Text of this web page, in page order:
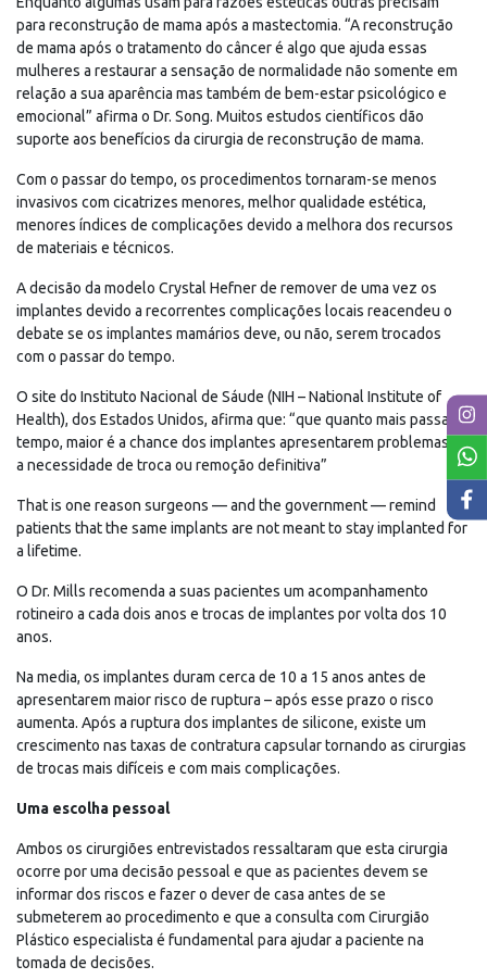
para reconstrução de mama após a mastectomia. “A reconstrução
de mama após o tratamento do câncer é algo que ajuda essas
mulheres a restaurar a sensação de normalidade não somente em
relação a sua aparência mas também de bem-estar psicológico e
emocional” afirma o Dr. Song. Muitos estudos científicos dão
suporte aos benefícios da cirurgia de reconstrução de mama.
Com o passar do tempo, os procedimentos tornaram-se menos
invasivos com cicatrizes menores, melhor qualidade estética,
menores índices de complicações devido a melhora dos recursos
de materiais e técnicos.
A decisão da modelo Crystal Hefner de remover de uma vez os
implantes devido a recorrentes complicações locais reacendeu o
debate se os implantes mamários deve, ou não, serem trocados
com o passar do tempo.
O site do Instituto Nacional de Sáude (NIH – National Institute of
Health), dos Estados Unidos, afirma que: “que quanto mais passa o
tempo, maior é a chance dos implantes apresentarem problemas e
a necessidade de troca ou remoção definitiva”
That is one reason surgeons — and the government — remind
patients that the same implants are not meant to stay implanted for
a lifetime.
O Dr. Mills recomenda a suas pacientes um acompanhamento
rotineiro a cada dois anos e trocas de implantes por volta dos 10
anos.
Na media, os implantes duram cerca de 10 a 15 anos antes de
apresentarem maior risco de ruptura – após esse prazo o risco
aumenta. Após a ruptura dos implantes de silicone, existe um
crescimento nas taxas de contratura capsular tornando as cirurgias
de trocas mais difíceis e com mais complicações.
Uma escolha pessoal
Ambos os cirurgiões entrevistados ressaltaram que esta cirurgia
ocorre por uma decisão pessoal e que as pacientes devem se
informar dos riscos e fazer o dever de casa antes de se
submeterem ao procedimento e que a consulta com Cirurgião
Plástico especialista é fundamental para ajudar a paciente na
tomada de decisões.